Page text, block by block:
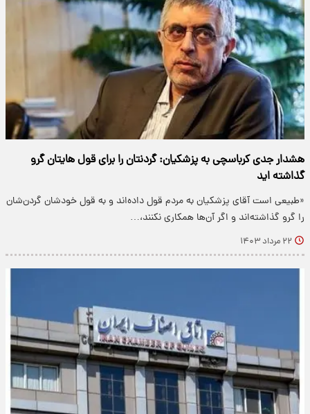
هشدار جدی کرباسچی به پزشکیان: گردنتان را برای قول هایتان گرو
گذاشته اید
«طبیعی است آقای پزشکیان به مردم قول داده‌اند و به قول خودشان گردن‌شان
را گرو گذاشته‌اند و اگر آن‌ها همکاری نکنند،…
۲۲ مرداد ۱۴۰۳